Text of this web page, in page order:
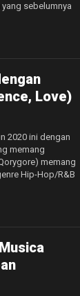
yang sebelumnya
Love)
2020 ini dengan
memang
memang
Hip-Hop/R&B